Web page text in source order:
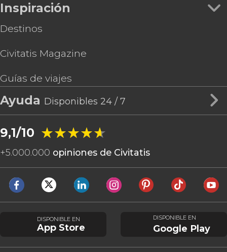
Inspiración
Destinos
Civitatis Magazine
Guías de viajes
Ayuda Disponibles 24 / 7
9,1/10 ★★★★★
★★★★★
+5.000.000 opiniones de Civitatis
DISPONIBLE EN
App Store
DISPONIBLE EN
Google Play